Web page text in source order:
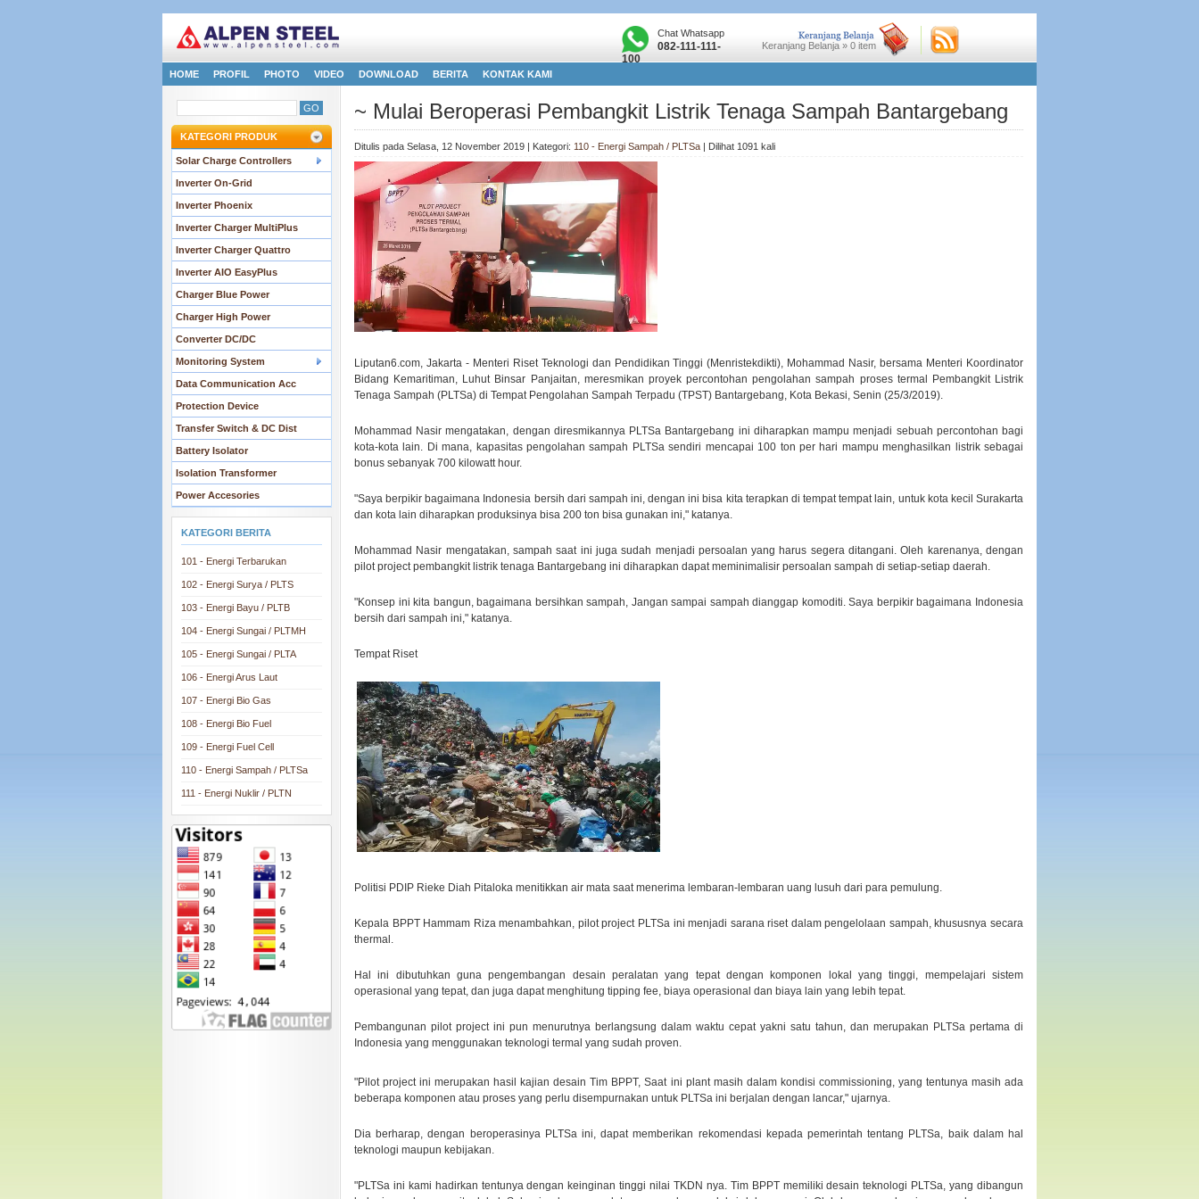
Keranjang Belanja » 0 item
Chat Whatsapp
082-111-111-
100
HOME PROFIL PHOTO VIDEO DOWNLOAD BERITA KONTAK KAMI
KATEGORI PRODUK
Solar Charge Controllers
Inverter On-Grid
Inverter Phoenix
Inverter Charger MultiPlus
Inverter Charger Quattro
Inverter AIO EasyPlus
Charger Blue Power
Charger High Power
Converter DC/DC
Monitoring System
Data Communication Acc
Protection Device
Transfer Switch & DC Dist
Battery Isolator
Isolation Transformer
Power Accesories
KATEGORI BERITA
101 - Energi Terbarukan
102 - Energi Surya / PLTS
103 - Energi Bayu / PLTB
104 - Energi Sungai / PLTMH
105 - Energi Sungai / PLTA
106 - Energi Arus Laut
107 - Energi Bio Gas
108 - Energi Bio Fuel
109 - Energi Fuel Cell
110 - Energi Sampah / PLTSa
111 - Energi Nuklir / PLTN
~ Mulai Beroperasi Pembangkit Listrik Tenaga Sampah Bantargebang
Ditulis pada Selasa, 12 November 2019 | Kategori: 110 - Energi Sampah / PLTSa | Dilihat 1091 kali
Liputan6.com, Jakarta - Menteri Riset Teknologi dan Pendidikan Tinggi (Menristekdikti), Mohammad Nasir, bersama Menteri Koordinator
Bidang Kemaritiman, Luhut Binsar Panjaitan, meresmikan proyek percontohan pengolahan sampah proses termal Pembangkit Listrik
Tenaga Sampah (PLTSa) di Tempat Pengolahan Sampah Terpadu (TPST) Bantargebang, Kota Bekasi, Senin (25/3/2019).
Mohammad Nasir mengatakan, dengan diresmikannya PLTSa Bantargebang ini diharapkan mampu menjadi sebuah percontohan bagi
kota-kota lain. Di mana, kapasitas pengolahan sampah PLTSa sendiri mencapai 100 ton per hari mampu menghasilkan listrik sebagai
bonus sebanyak 700 kilowatt hour.
"Saya berpikir bagaimana Indonesia bersih dari sampah ini, dengan ini bisa kita terapkan di tempat tempat lain, untuk kota kecil Surakarta
dan kota lain diharapkan produksinya bisa 200 ton bisa gunakan ini," katanya.
Mohammad Nasir mengatakan, sampah saat ini juga sudah menjadi persoalan yang harus segera ditangani. Oleh karenanya, dengan
pilot project pembangkit listrik tenaga Bantargebang ini diharapkan dapat meminimalisir persoalan sampah di setiap-setiap daerah.
"Konsep ini kita bangun, bagaimana bersihkan sampah, Jangan sampai sampah dianggap komoditi. Saya berpikir bagaimana Indonesia
bersih dari sampah ini," katanya.
Tempat Riset
Politisi PDIP Rieke Diah Pitaloka menitikkan air mata saat menerima lembaran-lembaran uang lusuh dari para pemulung.
Kepala BPPT Hammam Riza menambahkan, pilot project PLTSa ini menjadi sarana riset dalam pengelolaan sampah, khususnya secara
thermal.
Hal ini dibutuhkan guna pengembangan desain peralatan yang tepat dengan komponen lokal yang tinggi, mempelajari sistem
operasional yang tepat, dan juga dapat menghitung tipping fee, biaya operasional dan biaya lain yang lebih tepat.
Pembangunan pilot project ini pun menurutnya berlangsung dalam waktu cepat yakni satu tahun, dan merupakan PLTSa pertama di
Indonesia yang menggunakan teknologi termal yang sudah proven.
"Pilot project ini merupakan hasil kajian desain Tim BPPT, Saat ini plant masih dalam kondisi commissioning, yang tentunya masih ada
beberapa komponen atau proses yang perlu disempurnakan untuk PLTSa ini berjalan dengan lancar," ujarnya.
Dia berharap, dengan beroperasinya PLTSa ini, dapat memberikan rekomendasi kepada pemerintah tentang PLTSa, baik dalam hal
teknologi maupun kebijakan.
"PLTSa ini kami hadirkan tentunya dengan keinginan tinggi nilai TKDN nya. Tim BPPT memiliki desain teknologi PLTSa, yang dibangun